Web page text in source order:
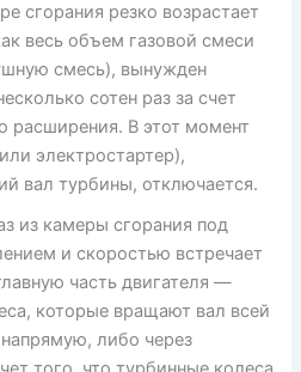
сгорания резко возрастает
весь объем газовой смеси
смесь), вынужден
сотен раз за счет
расширения. В этот момент
электростартер),
вал турбины, отключается.
из камеры сгорания под
и скоростью встречает
часть двигателя —
которые вращают вал всей
либо через